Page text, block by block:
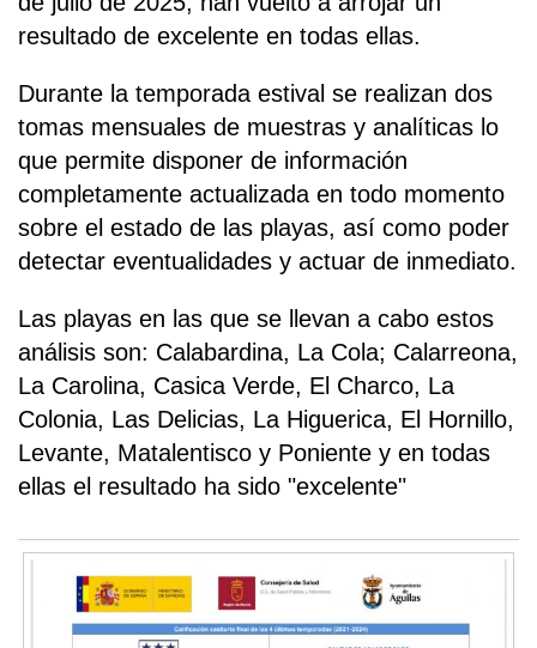
resultado de excelente en todas ellas.
Durante la temporada estival se realizan dos
tomas mensuales de muestras y analíticas lo
que permite disponer de información
completamente actualizada en todo momento
sobre el estado de las playas, así como poder
detectar eventualidades y actuar de inmediato.
Las playas en las que se llevan a cabo estos
análisis son: Calabardina, La Cola; Calarreona,
La Carolina, Casica Verde, El Charco, La
Colonia, Las Delicias, La Higuerica, El Hornillo,
Levante, Matalentisco y Poniente y en todas
ellas el resultado ha sido "excelente"